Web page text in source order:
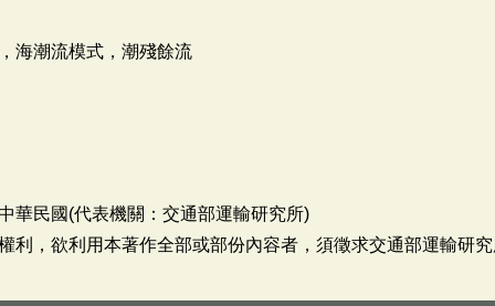
海潮流模式，潮殘餘流
華民國(代表機關：交通部運輸研究所)
利，欲利用本著作全部或部份內容者，須徵求交通部運輸研究